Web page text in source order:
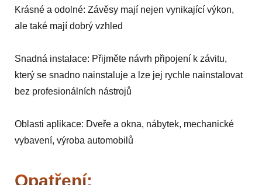
Krásné a odolné: Závěsy mají nejen vynikající výkon,
ale také mají dobrý vzhled
Snadná instalace: Přijměte návrh připojení k závitu,
který se snadno nainstaluje a lze jej rychle nainstalovat
bez profesionálních nástrojů
Oblasti aplikace: Dveře a okna, nábytek, mechanické
vybavení, výroba automobilů
Opatření: